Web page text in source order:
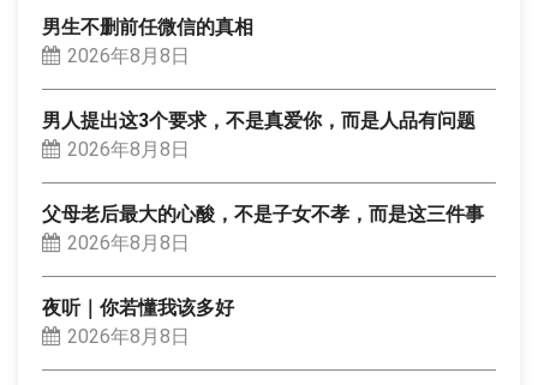
男生不删前任微信的真相
2026年8月8日
男人提出这3个要求，不是真爱你，而是人品有问题
2026年8月8日
父母老后最大的心酸，不是子女不孝，而是这三件事
2026年8月8日
夜听｜你若懂我该多好
2026年8月8日